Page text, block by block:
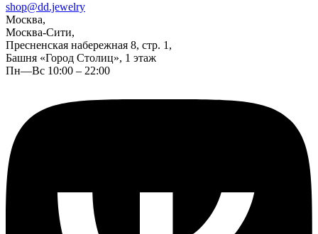
shop@dd.jewelry
Москва,
Москва-Сити,
Пресненская набережная 8, стр. 1,
Башня «Город Столиц», 1 этаж
Пн—Вс 10:00 – 22:00